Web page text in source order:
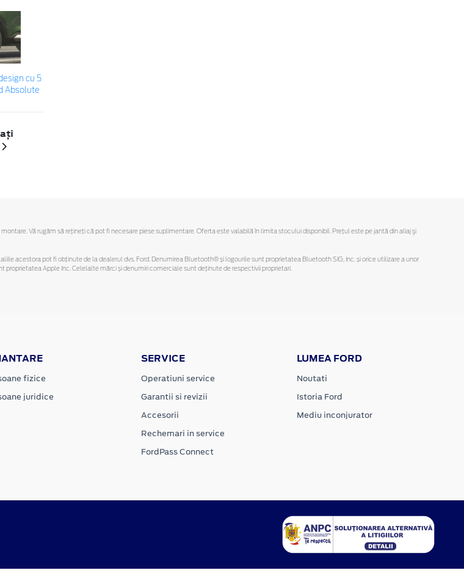
cu 5
Absolute
Vă rugăm să reţineţi că pot fi necesare piese suplimentare. Oferta este valabilă în limita stocului disponibil. Preţul este pe jantă din aliaj şi
acestora pot fi obținute de la dealerul dvs. Ford. Denumirea Bluetooth® și logourile sunt proprietatea Bluetooth SIG, Inc. și orice utilizare a unor
Apple Inc. Celelalte mărci și denumiri comerciale sunt deținute de respectivii proprietari.
fizice
juridice
SERVICE
Operatiuni service
Garantii si revizii
Accesorii
Rechemari in service
FordPass Connect
LUMEA FORD
Noutati
Istoria Ford
Mediu inconjurator